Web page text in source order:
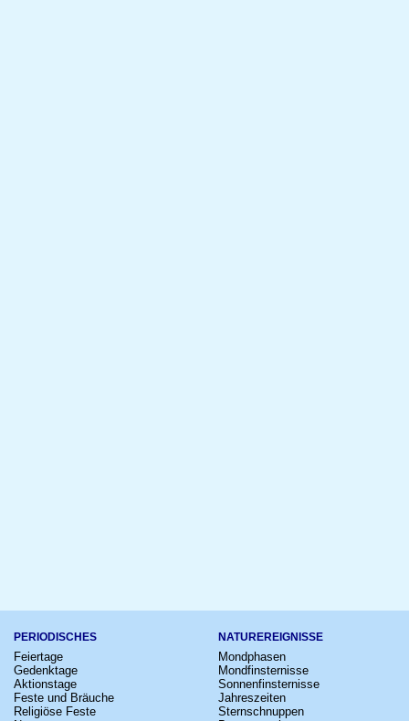
PERIODISCHES
Feiertage
Gedenktage
Aktionstage
Feste und Bräuche
Religiöse Feste
NATUREREIGNISSE
Mondphasen
Mondfinsternisse
Sonnenfinsternisse
Jahreszeiten
Sternschnuppen